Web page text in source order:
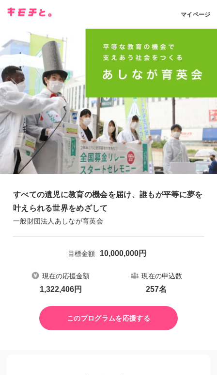
マイページ
すべての遺児に教育の機会を届け、誰もが平等に夢を
叶えられる世界をめざして
一般財団法人あしなが育英会
目標金額 10,000,000円
現在の応援金額
1,322,406円
現在の申込数
257名
このプログラムを応援する